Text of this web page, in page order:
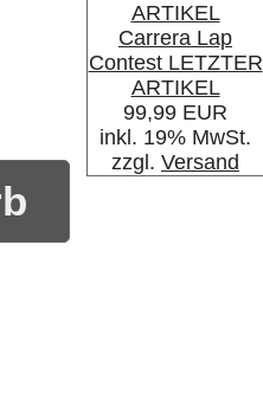
Carrera Lap
Contest LETZTER
ARTIKEL
99,99 EUR
inkl. 19% MwSt.
zzgl. Versand